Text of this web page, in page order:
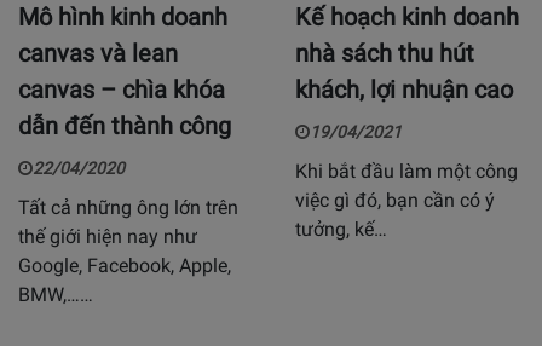
Mô hình kinh doanh
canvas và lean
canvas – chìa khóa
dẫn đến thành công
22/04/2020
Tất cả những ông lớn trên
thế giới hiện nay như
Google, Facebook, Apple,
BMW,……
Kế hoạch kinh doanh
nhà sách thu hút
khách, lợi nhuận cao
19/04/2021
Khi bắt đầu làm một công
việc gì đó, bạn cần có ý
tưởng, kế…